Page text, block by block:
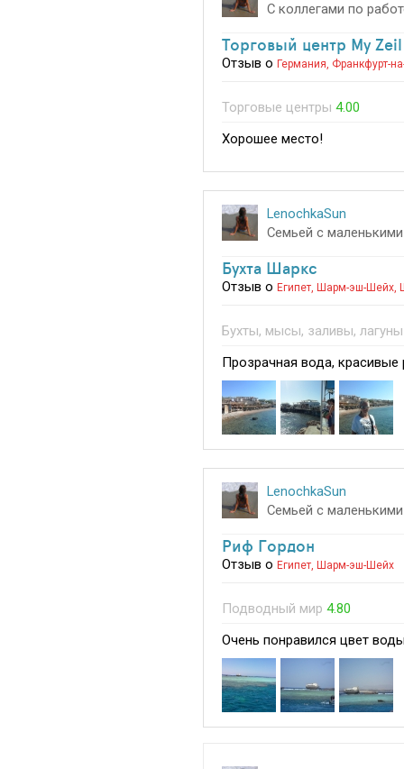
С коллегами по
Торговый центр My Zeil
Отзыв о Германия, Франкфурт-
Торговые центры 4.00
Хорошее место!
LenochkaSun
Семьей с
Бухта Шаркс
Отзыв о Египет, Шарм-эш-Шейх,
Бухты, мысы, заливы, лагуны
Прозрачная вода,
LenochkaSun
Семьей с
Риф Гордон
Отзыв о Египет, Шарм-эш-Шейх
Подводный мир 4.80
Очень понравился цвет